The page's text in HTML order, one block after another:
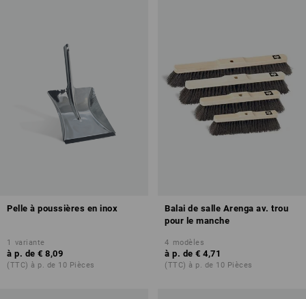
Pelle à poussières en inox
1 variante
à p. de € 8,09
(TTC) à p. de 10 Pièces
Balai de salle Arenga av. trou
pour le manche
4 modèles
à p. de € 4,71
(TTC) à p. de 10 Pièces